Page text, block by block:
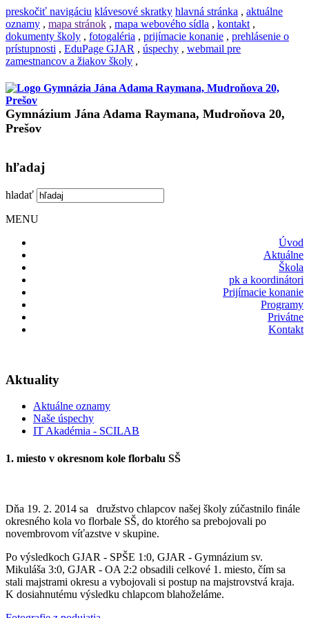
preskočiť navigáciu klávesové skratky hlavná stránka , aktuálne
oznamy , mapa stránok , mapa webového sídla , kontakt ,
dokumenty školy , fotogaléria , prijímacie konanie , prehlásenie o
prístupnosti , EduPage GJAR , úspechy , webmail pre
zamestnancov a žiakov školy ,
Gymnázium Jána Adama Raymana, Mudroňova 20,
Prešov
hľadaj
hladať
MENU
Úvod
Aktuálne
Škola
pk a koordinátori
Prijímacie konanie
Programy
Privátne
Kontakt
Aktuality
Aktuálne oznamy
Naše úspechy
IT Akadémia - SCILAB
1. miesto v okresnom kole florbalu SŠ
Dňa 19. 2. 2014 sa družstvo chlapcov našej školy zúčastnilo finále
okresného kola vo florbale SŠ, do ktorého sa prebojovali po
novembrovom víťazstve v skupine.
Po výsledkoch GJAR - SPŠE 1:0, GJAR - Gymnázium sv.
Mikuláša 3:0, GJAR - OA 2:2 obsadili celkové 1. miesto, čím sa
stali majstrami okresu a vybojovali si postup na majstrovstvá kraja.
K dosiahnutému výsledku chlapcom blahoželáme.